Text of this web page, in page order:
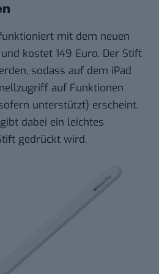
mit dem neuen
kostet 149 Euro. Der Stift
sodass auf dem iPad
auf Funktionen
unterstützt) erscheint.
dabei ein leichtes
gedrückt wird.